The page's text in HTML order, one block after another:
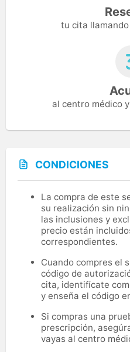
tu cita
al centro médico
CONDICIONES
La compra de este
su realización sin
las inclusiones y
precio están
correspondientes.
Cuando compres el
código de
cita, identifícate
y enseña el código
Si compras una
prescripción,
vayas al centro